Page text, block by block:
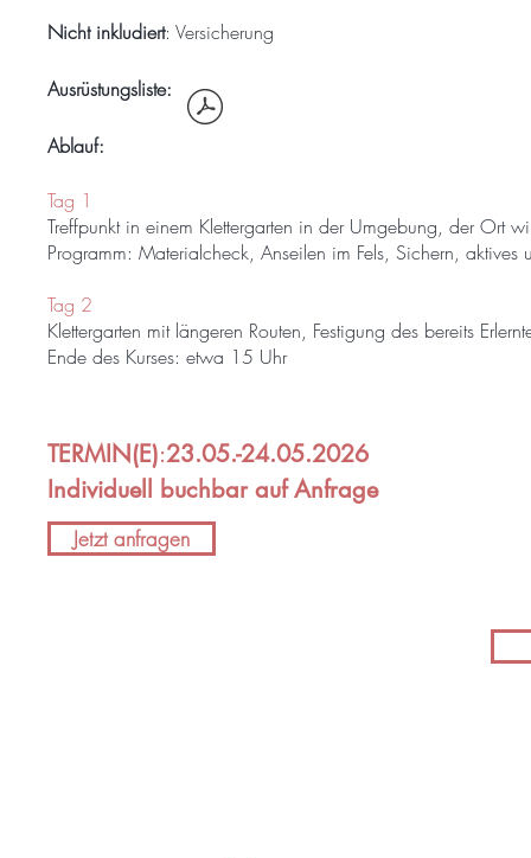
Nicht inkludiert: Versicherung
Ausrüstungsliste:
Ablauf:
Tag 1
Treffpunkt in einem Klettergarten in der Umgebung, der Ort
Programm: Materialcheck, Anseilen im Fels, Sichern,
Tag 2
Klettergarten mit längeren Routen, Festigung des bereits
Ende des Kurses: etwa 15 Uhr
TERMIN(E):23.05.-24.05.2026
Individuell buchbar auf Anfrage
Jetzt anfragen